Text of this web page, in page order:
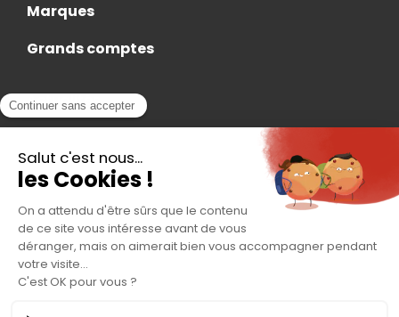
Marques
Grands comptes
Actualités
Contact
Accès Adhérent